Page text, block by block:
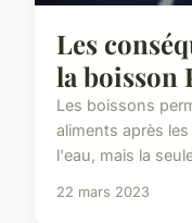
Les
la boisson
Les boissons
aliments après
l'eau, mais la
22 mars 2023